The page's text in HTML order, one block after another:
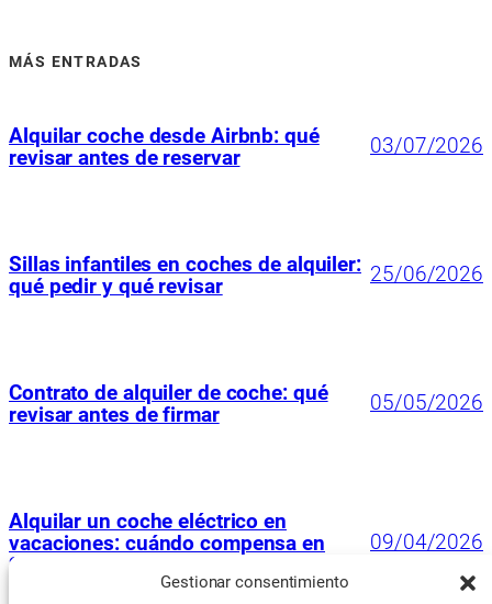
Gestionar consentimiento
MÁS ENTRADAS
Alquilar coche desde Airbnb: qué
revisar antes de reservar
03/07/2026
Sillas infantiles en coches de alquiler:
qué pedir y qué revisar
25/06/2026
Contrato de alquiler de coche: qué
revisar antes de firmar
05/05/2026
Alquilar un coche eléctrico en
vacaciones: cuándo compensa en
2026
09/04/2026